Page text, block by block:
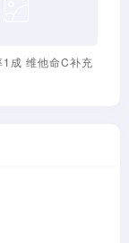
加强自身抵抗力防范